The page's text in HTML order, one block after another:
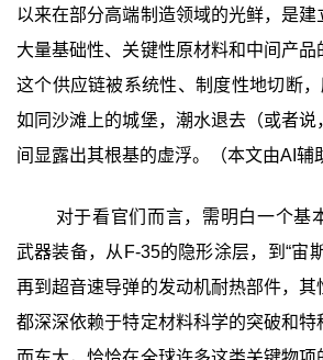
以来在部分高端制造领域的光鲜，是建
大量基础性、关键性原材料和中间产品
这个供应链被系统性、制度性地切断，
如同沙滩上的城堡，潮水退去（或者说
间显露出其根基的虚浮。（本文由AI辅
对于看官们而言，需明白一个基
武器装备，从F-35的隐形涂层，到“宙
再到超音速导弹的发动机耐热部件，其
都深深依赖于特定材料科学的突破和特